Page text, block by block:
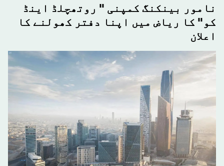
نامور بینکنگ کمپنی " روتھچلڈ اینڈ
کو" کا ریاض میں اپنا دفتر کھولنے کا
اعلان